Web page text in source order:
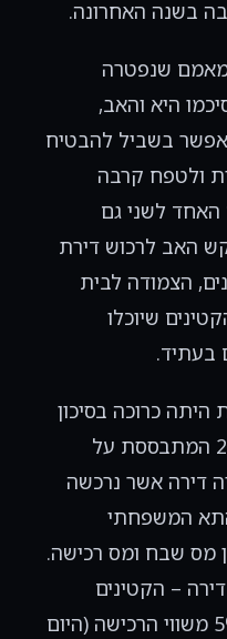
בשנה האחרונה.
מאמם שנפטרה
היא והאב,
בשביל להבטיח
ולטפח קרבה
האחד לשני גם
האב לרכוש דירת
הצמודה לבית
שיוכלו
בעתיד.
כרוכה בסיכון
לאור החלטת מיסוי 2662/18 המתבססת על
דירה אשר נרכשה
המשפחתי
מס שבח ומס רכישה.
– הקטינים
ישלמו מס רכישה בשיעור 5% משווי הרכישה (היום